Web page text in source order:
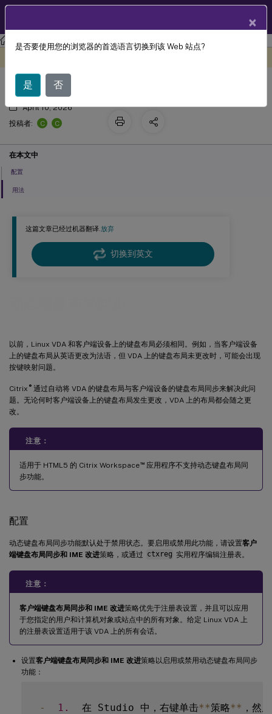
Linux 虚拟投递代理 Linux Virtual Delivery Agent 2303
这篇文章已经过机器翻译.放弃
切换到英文
以前，Linux VDA 和客户端设备上的键盘布局必须相同。例如，当客户端设备
上的键盘布局从英语更改为法语，但 VDA 上的键盘布局未更改时，可能会出现
按键映射问题。
Citrix ®通过自动将 VDA 的键盘布局与客户端设备的键盘布局同步来解决此问
题。无论何时客户端设备上的键盘布局发生更改，VDA 上的布局都会随之更
改。
注意：
适用于 HTML5 的 Citrix Workspace™应用程序不支持动态键盘布局同
步功能。
配置
动态键盘布局同步功能默认处于禁用状态。要启用或禁用此功能，请设置客户
端键盘布局同步和 IME 改进策略，或通过 ctxreg 实用程序编辑注册表。
注意：
客户端键盘布局同步和 IME 改进策略优先于注册表设置，并且可以应用
于您指定的用户和计算机对象或站点中的所有对象。给定 Linux VDA 上
的注册表设置适用于该 VDA 上的所有会话。
设置客户端键盘布局同步和 IME 改进策略以启用或禁用动态键盘布局同步
功能：
- 1.
  在 Studio 中，右键单击
**策略** ，然
动态键盘布局同步
April 10, 2026
投稿者:
C C
在本文中
配置
用法
×
是否要使用您的浏览器的首选语言切换到该 Web 站点?
是 否